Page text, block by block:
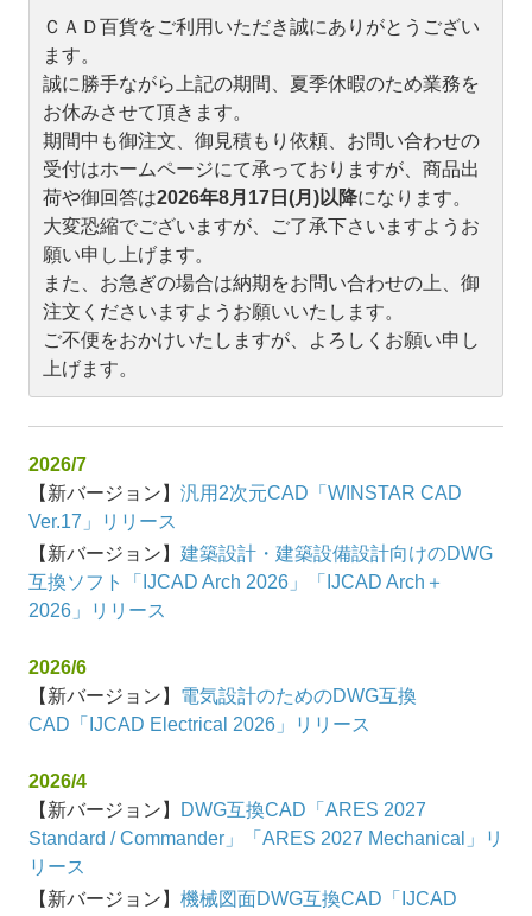
ＣＡＤ百貨をご利用いただき誠にありがとうござい
ます。
誠に勝手ながら上記の期間、夏季休暇のため業務を
お休みさせて頂きます。
期間中も御注文、御見積もり依頼、お問い合わせの
受付はホームページにて承っておりますが、商品出
荷や御回答は2026年8月17日(月)以降になります。
大変恐縮でございますが、ご了承下さいますようお
願い申し上げます。
また、お急ぎの場合は納期をお問い合わせの上、御
注文くださいますようお願いいたします。
ご不便をおかけいたしますが、よろしくお願い申し
上げます。
2026/7
【新バージョン】 汎用2次元CAD「WINSTAR CAD
Ver.17」リリース
【新バージョン】 建築設計・建築設備設計向けのDWG
互換ソフト「IJCAD Arch 2026」「IJCAD Arch＋
2026」リリース
2026/6
【新バージョン】 電気設計のためのDWG互換
CAD「IJCAD Electrical 2026」リリース
2026/4
【新バージョン】
DWG互換CAD「ARES 2027
Standard / Commander」「ARES 2027 Mechanical」リ
リース
【新バージョン】 機械図面DWG互換CAD「IJCAD